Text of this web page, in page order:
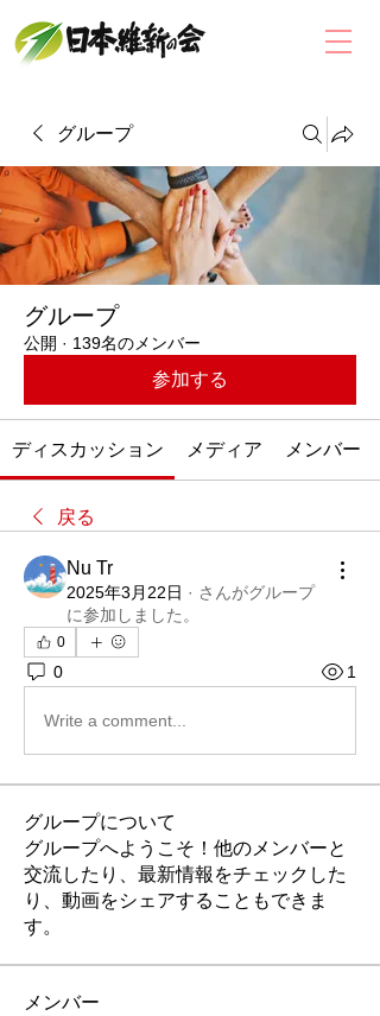
グループ
グループ
公開 · 139名のメンバー
参加する
ディスカッション メディア メンバー
戻る
Nu Tr
2025年3月22日 · さんがグループ
に参加しました。
0
0 1
Write a comment...
グループについて
グループへようこそ！他のメンバーと
交流したり、最新情報をチェックした
り、動画をシェアすることもできま
す。
メンバー